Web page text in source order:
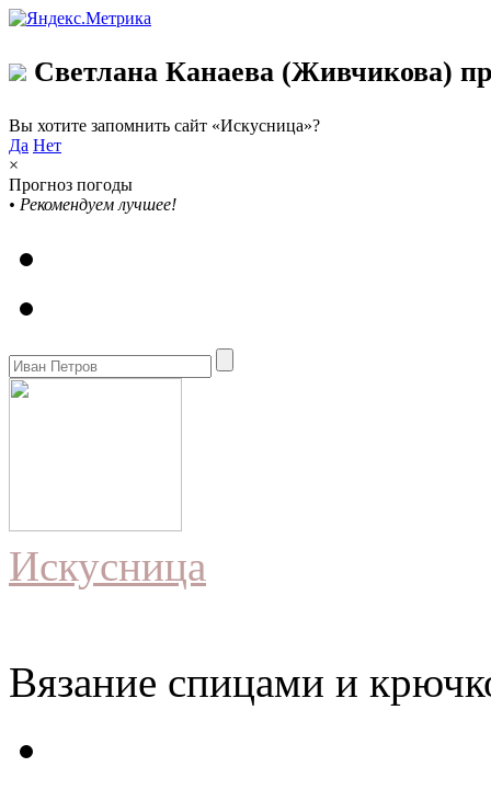
Светлана Канаева (Живчикова)
Вы хотите запомнить сайт «Искусница»?
Да Нет
×
Прогноз погоды
• Рекомендуем лучшее!
Искусница
Вязание спицами и